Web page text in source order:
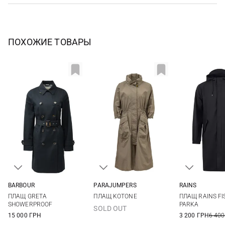
ПОХОЖИЕ ТОВАРЫ
16
BARBOUR
ПЛАЩ GRETA
SHOWERPROOF
15 000 ГРН
PARAJUMPERS
ПЛАЩ KOTONE
SOLD OUT
XL
RAINS
ПЛАЩ RAINS
PARKA
3 200 ГРН6